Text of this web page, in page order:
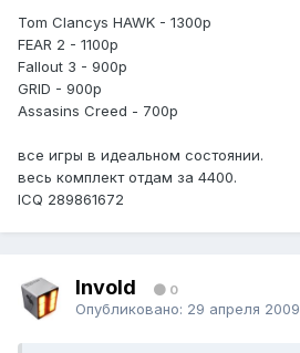
Tom Clancys HAWK - 1300р
FEAR 2 - 1100р
Fallout 3 - 900р
GRID - 900р
Assasins Creed - 700р
все игры в идеальном состоянии.
весь комплект отдам за 4400.
ICQ 289861672
Invold 0
Опубликовано: 29 апреля 2009